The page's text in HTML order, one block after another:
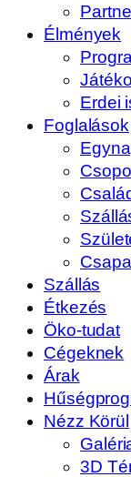
Élmények
Erdei
Foglalások
Szállás
Étkezés
Öko-tudat
Cégeknek
Árak
Nézz Körül
3D